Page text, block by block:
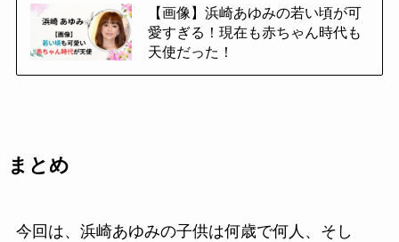
【画像】浜崎あゆみの若い頃が可
愛すぎる！現在も赤ちゃん時代も
天使だった！
まとめ
今回は、浜崎あゆみの子供は何歳で何人、そし